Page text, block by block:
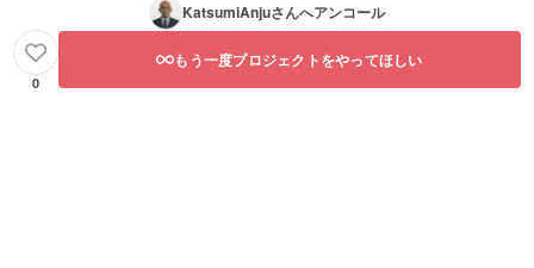
KatsumiAnjuさんへアンコール
0
もう一度プロジェクトをやってほしい